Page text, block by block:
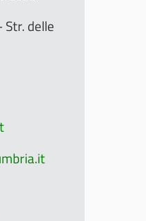
Str. delle